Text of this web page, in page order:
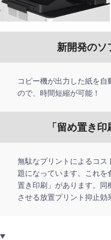
新開発のソ
コピー機が出力した紙を自
ので、時間短縮が可能！
「留め置き
無駄なプリントによるコス
題になっています。これを
置き印刷」があります。同
させる放置プリント抑止